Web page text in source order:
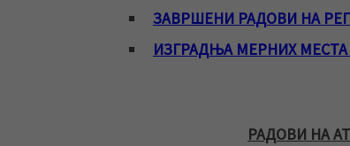
ЗАВРШЕНИ РАДОВИ НА
ИЗГРАДЊА МЕРНИХ МЕСТА
РАДОВИ НА